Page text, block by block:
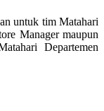
untuk tim Matahari
Manager maupun
Departemen